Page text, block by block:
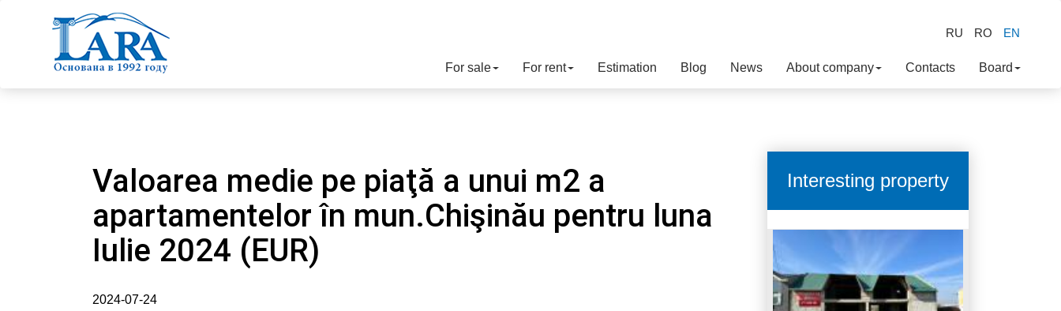
RU RO EN
For sale For rent Estimation Blog News About company Contacts Board
Valoarea medie pe piaţă a unui m2 a
apartamentelor în mun.Chişinău pentru luna
Iulie 2024 (EUR)
2024-07-24
Interesting property